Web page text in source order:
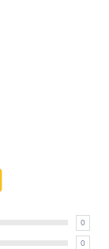
fotográfico ou
A5 dobrado);
fonema /r/;
0
0